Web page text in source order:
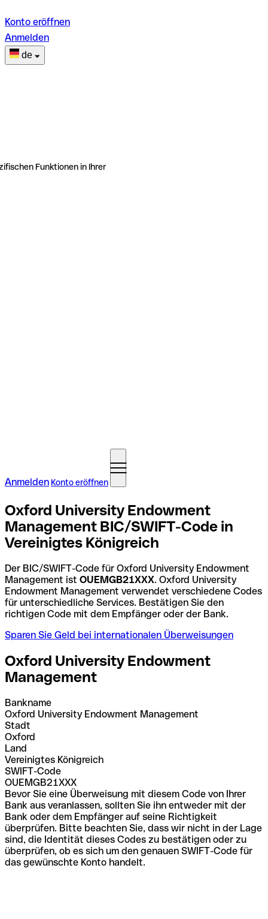
Konto eröffnen
Anmelden
de
Funktionen in Ihrer
Anmelden Konto eröffnen
Oxford University Endowment
Management BIC/SWIFT-Code in
Vereinigtes Königreich
Der BIC/SWIFT-Code für Oxford University Endowment
Management ist OUEMGB21XXX. Oxford University
Endowment Management verwendet verschiedene Codes
für unterschiedliche Services. Bestätigen Sie den
richtigen Code mit dem Empfänger oder der Bank.
Sparen Sie Geld bei internationalen Überweisungen
Oxford University Endowment
Management
Bankname
Oxford University Endowment Management
Stadt
Oxford
Land
Vereinigtes Königreich
SWIFT-Code
OUEMGB21XXX
Bevor Sie eine Überweisung mit diesem Code von Ihrer
Bank aus veranlassen, sollten Sie ihn entweder mit der
Bank oder dem Empfänger auf seine Richtigkeit
überprüfen. Bitte beachten Sie, dass wir nicht in der Lage
sind, die Identität dieses Codes zu bestätigen oder zu
überprüfen, ob es sich um den genauen SWIFT-Code für
das gewünschte Konto handelt.